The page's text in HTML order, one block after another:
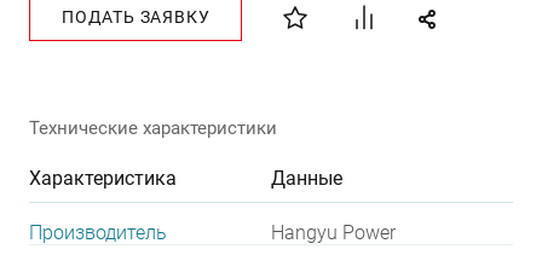
ПОДАТЬ ЗАЯВКУ
Технические характеристики
Характеристика Данные
Производитель
Hangyu Power